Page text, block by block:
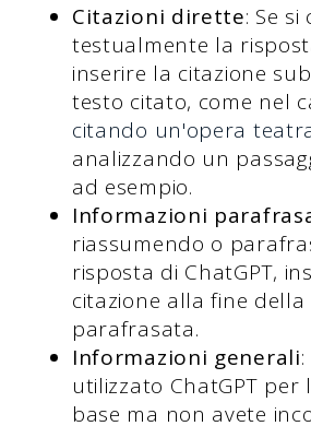
Citazioni dirette: Se si
testualmente la
inserire la citazione
testo citato, come nel
citando un'opera
analizzando un
ad esempio.
Informazioni
riassumendo o
risposta di ChatGPT,
citazione alla fine della
parafrasata.
Informazioni generali
utilizzato ChatGPT per
base ma non avete